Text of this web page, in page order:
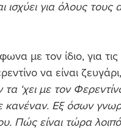
για όλους τους
με τον ίδιο, για
να είναι ζευγάρι,
‘χει με τον
κανέναν. Εξ όσων
Πώς είναι τώρα